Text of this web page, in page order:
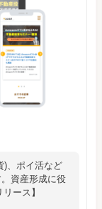
)、ポイ活など
資産形成に役
ース】